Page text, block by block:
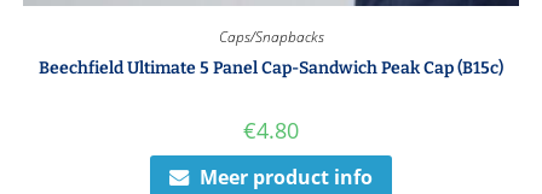
Caps/Snapbacks
Beechfield Ultimate 5 Panel Cap-Sandwich Peak Cap (B15c)
€4.80
Meer product info